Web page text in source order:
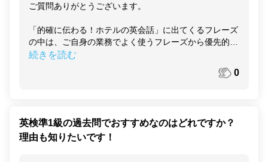
慣れてくるとスムーズに話せるようになっていきます。
に、ぜひ練習してみてくださいね。
ご質問ありがとうございます。
「的確に伝わる！ホテルの英会話」に出てくるフレーズ
の中は、ご自身の業務でよく使うフレーズから優先的に
覚えていくのがおすすめです。
「的確に伝わる！ホテルの英会話」ではフロント業務、
まずは普段の業務でどのフレーズをよく使うのか、また
は使いそうかをチェックして抜き出してみましょう。
続きを読む
0
英検準1級の過去問でおすすめなのはどれですか？
理由も知りたいです！